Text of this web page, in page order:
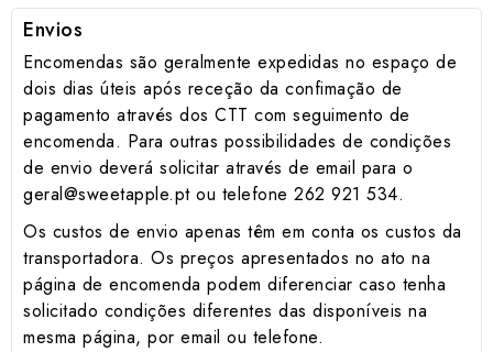
Envios
Encomendas são geralmente expedidas no espaço de
dois dias úteis após receção da confimação de
pagamento através dos CTT com seguimento de
encomenda. Para outras possibilidades de condições
de envio deverá solicitar através de email para o
geral@sweetapple.pt ou telefone 262 921 534.
Os custos de envio apenas têm em conta os custos da
transportadora. Os preços apresentados no ato na
página de encomenda podem diferenciar caso tenha
solicitado condições diferentes das disponíveis na
mesma página, por email ou telefone.